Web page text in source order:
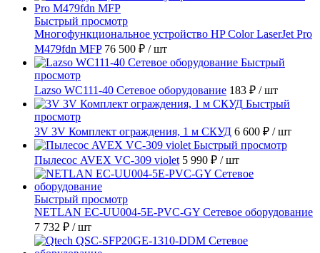
Быстрый просмотр
Многофункциональное устройство HP Color LaserJet Pro
M479fdn MFP 76 500 ₽ / шт
Быстрый
просмотр
Lazso WC111-40 Сетевое оборудование 183 ₽ / шт
Быстрый
просмотр
3V 3V Комплект ограждения, 1 м СКУД 6 600 ₽ / шт
Быстрый просмотр
Пылесос AVEX VC-309 violet 5 990 ₽ / шт
Быстрый просмотр
NETLAN EC-UU004-5E-PVC-GY Сетевое оборудование
7 732 ₽ / шт